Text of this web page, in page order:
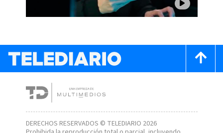
DERECHOS RESERVADOS © TELEDIARIO 2026